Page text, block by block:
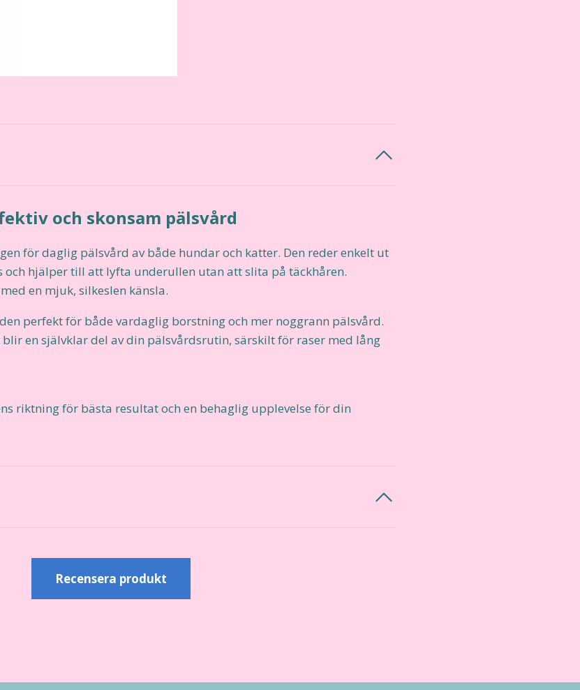
och skonsam pälsvård
för daglig pälsvård av både hundar och katter. Den reder enkelt ut
och hjälper till att lyfta underullen utan att slita på täckhåren.
en mjuk, silkeslen känsla.
perfekt för både vardaglig borstning och mer noggrann pälsvård.
en självklar del av din pälsvårdsrutin, särskilt för raser med lång
riktning för bästa resultat och en behaglig upplevelse för din
Recensera produkt